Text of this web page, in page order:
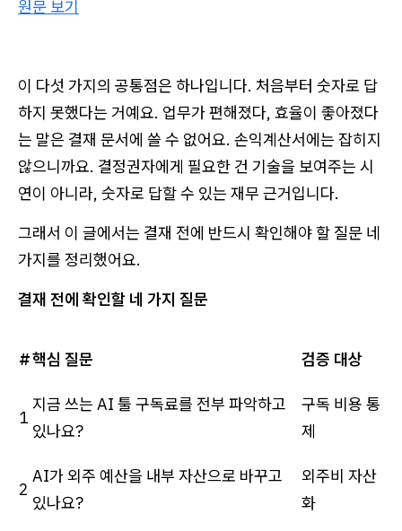
원문 보기
이 다섯 가지의 공통점은 하나입니다. 처음부터 숫자로 답
하지 못했다는 거예요. 업무가 편해졌다, 효율이 좋아졌다
는 말은 결재 문서에 쓸 수 없어요. 손익계산서에는 잡히지
않으니까요. 결정권자에게 필요한 건 기술을 보여주는 시
연이 아니라, 숫자로 답할 수 있는 재무 근거입니다.
그래서 이 글에서는 결재 전에 반드시 확인해야 할 질문 네
가지를 정리했어요.
결재 전에 확인할 네 가지 질문
#핵심 질문 검증 대상
1
지금 쓰는 AI 툴 구독료를 전부 파악하고
있나요?
구독 비용 통
제
2
AI가 외주 예산을 내부 자산으로 바꾸고
있나요?
외주비 자산
화